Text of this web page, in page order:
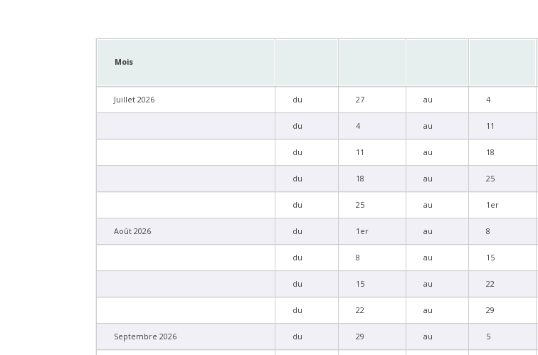
Mois
Juillet 2026 du 27 au 4
du 4 au 11
du 11 au 18
du 18 au 25
du 25 au 1er
Août 2026 du 1er au 8
du 8 au 15
du 15 au 22
du 22 au 29
Septembre 2026 du 29 au 5